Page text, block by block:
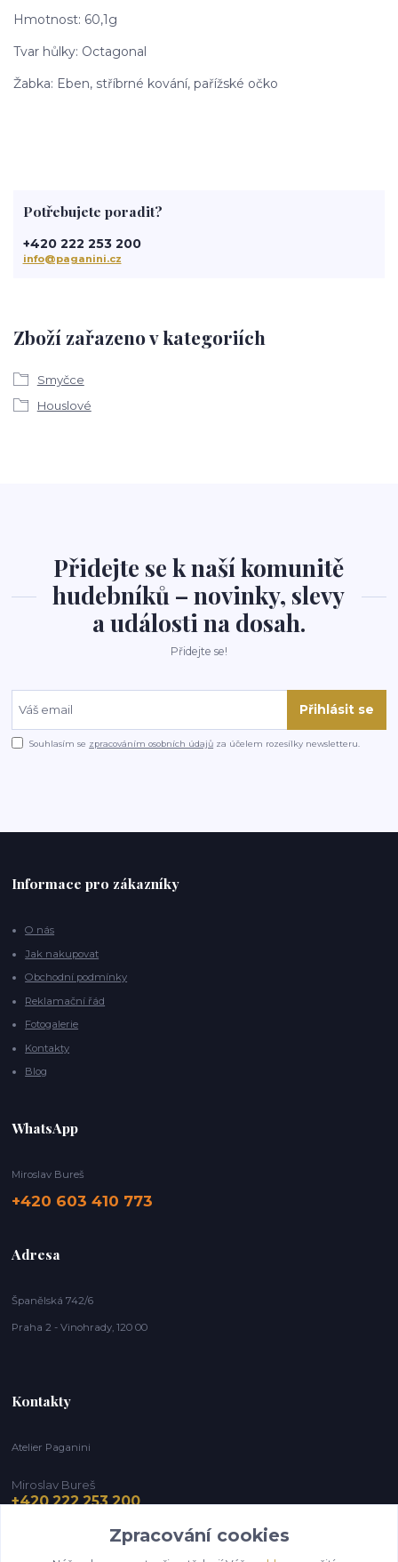
Hmotnost: 60,1g
Tvar hůlky: Octagonal
Žabka: Eben, stříbrné kování, pařížské očko
Zboží zařazeno v kategoriích
Smyčce
Houslové
Potřebujete poradit?
+420 222 253 200
info@paganini.cz
Přidejte se k naší komunitě
hudebníků – novinky, slevy
a události na dosah.
Přidejte se!
Přihlásit se
Souhlasím se zpracováním osobních údajů za účelem rozesílky newsletteru.
Informace pro zákazníky
O nás
Jak nakupovat
Obchodní podmínky
Reklamační řád
Fotogalerie
Kontakty
Blog
WhatsApp
Miroslav Bureš
+420 603 410 773
Adresa
Španělská 742/6
Praha 2 - Vinohrady, 120 00
Kontakty
Atelier Paganini
Miroslav Bureš
+420 222 253 200
info@paganini.czZpracování cookies